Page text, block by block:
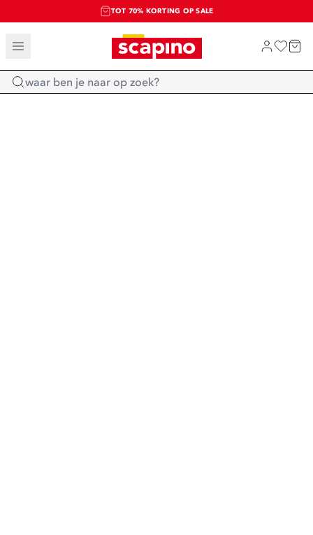
TOT 70% KORTING OP SALE
SALE: LAATSTE KANS!
SHOP NIEUW
Home